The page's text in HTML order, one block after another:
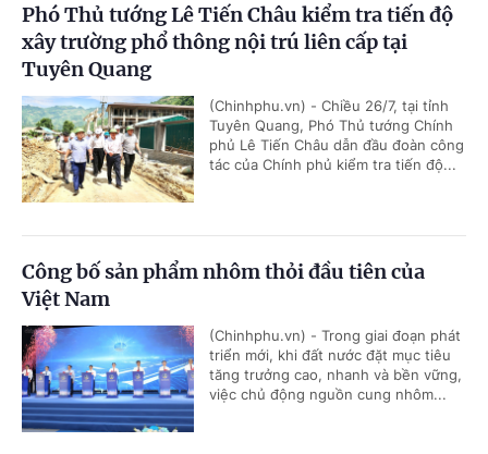
Phó Thủ tướng Lê Tiến Châu kiểm tra tiến độ
xây trường phổ thông nội trú liên cấp tại
Tuyên Quang
(Chinhphu.vn) - Chiều 26/7, tại tỉnh
Tuyên Quang, Phó Thủ tướng Chính
phủ Lê Tiến Châu dẫn đầu đoàn công
tác của Chính phủ kiểm tra tiến độ...
Công bố sản phẩm nhôm thỏi đầu tiên của
Việt Nam
(Chinhphu.vn) - Trong giai đoạn phát
triển mới, khi đất nước đặt mục tiêu
tăng trưởng cao, nhanh và bền vững,
việc chủ động nguồn cung nhôm...